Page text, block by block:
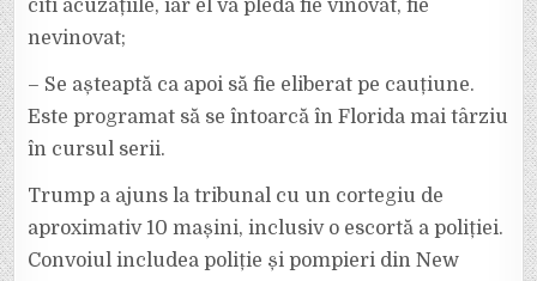
citi acuzațiile, iar el va pleda fie vinovat, fie
nevinovat;
– Se așteaptă ca apoi să fie eliberat pe cauțiune.
Este programat să se întoarcă în Florida mai târziu
în cursul serii.
Trump a ajuns la tribunal cu un cortegiu de
aproximativ 10 mașini, inclusiv o escortă a poliției.
Convoiul includea poliție și pompieri din New